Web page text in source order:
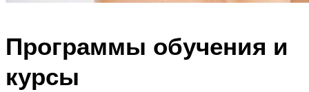
Программы обучения и
курсы